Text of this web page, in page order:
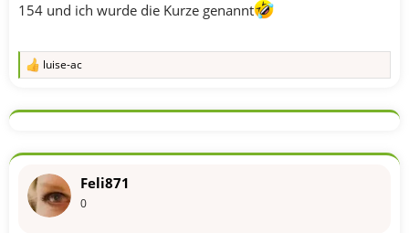
154 und ich wurde die Kurze genannt
R
k
o
e
n
luise-ac
Feli871
0